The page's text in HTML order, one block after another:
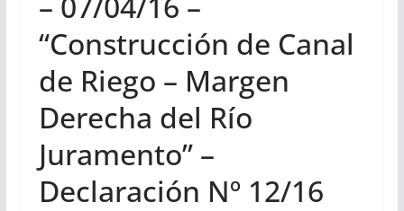
“Construcción de Canal
de Riego – Margen
Derecha del Río
Juramento” –
Declaración Nº 12/16